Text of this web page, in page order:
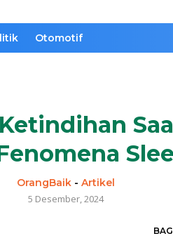
Otomotif
OrangBaik- Artikel
5 Desember, 2024